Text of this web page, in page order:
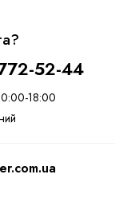
52-44
18:00